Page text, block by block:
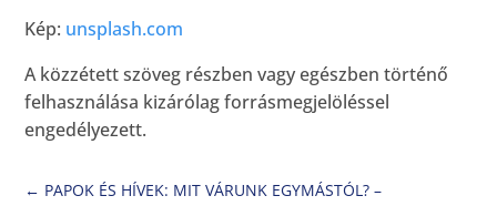
Kép: unsplash.com
A közzétett szöveg részben vagy egészben történő
felhasználása kizárólag forrásmegjelöléssel
engedélyezett.
← PAPOK ÉS HÍVEK: MIT VÁRUNK EGYMÁSTÓL? –